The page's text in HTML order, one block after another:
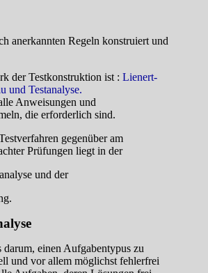
anerkannten Regeln konstruiert und
der Testkonstruktion ist : Lienert-
und Testanalyse.
Anweisungen und
die erforderlich sind.
gegenüber am
Prüfungen liegt in der
und der
darum, einen Aufgabentypus zu
und vor allem möglichst fehlerfrei